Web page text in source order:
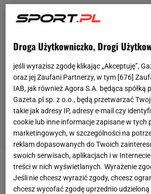
Wieli finał, po którym poznamy
Polski, zostanie rozegrany w
Droga Użytkowniczko, Drogi
jeśli wyrazisz zgodę klikając „Akceptuję”,
oraz jej Zaufani Partnerzy, w tym [676]
IAB, jak również Agora S.A. będąca spółką
Gazeta.pl sp. z o.o., będą przetwarzać
takie jak adresy IP, adresy e-mail czy
cookie lub inne informacje zapisane w tych
marketingowych, w szczególności na
reklam dopasowanych do Twoich
swoich serwisach, aplikacjach i w
treści w nich wyświetlanych. Wyrażenie
Jeśli nie chcesz wyrazić zgody, chcesz
chcesz wycofać zgodę uprzednio